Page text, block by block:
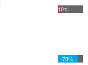
10%
78%